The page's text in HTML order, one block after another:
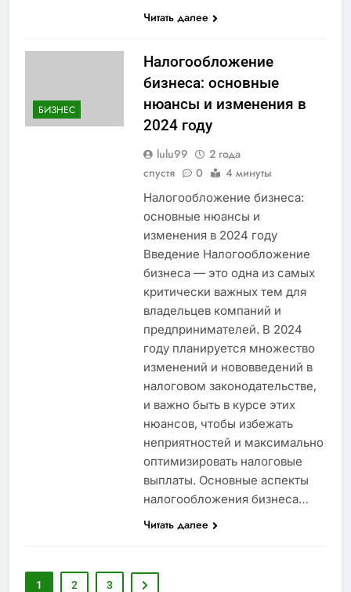
Читать далее
БИЗНЕС
Налогообложение
бизнеса: основные
нюансы и изменения в
2024 году
lulu99
2 года
спустя
0 4 минуты
Налогообложение бизнеса:
основные нюансы и
изменения в 2024 году
Введение Налогообложение
бизнеса — это одна из самых
критически важных тем для
владельцев компаний и
предпринимателей. В 2024
году планируется множество
изменений и нововведений в
налоговом законодательстве,
и важно быть в курсе этих
нюансов, чтобы избежать
неприятностей и максимально
оптимизировать налоговые
выплаты. Основные аспекты
налогообложения бизнеса…
Читать далее
1 2 3